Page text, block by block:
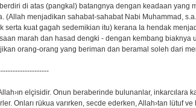
di atas (pangkal) batangnya dengan keadaan yang
(Allah menjadikan sahabat-sahabat Nabi Muhammad,
serta kuat gagah sedemikian itu) kerana Ia hendak
marah dan hasad dengki - dengan kembang biaknya
orang-orang yang beriman dan beramal soleh dari
elçisidir. Onun beraberinde bulunanlar, inkarcılara
Onları rükua varırken, secde ederken, Allah›tan lütuf